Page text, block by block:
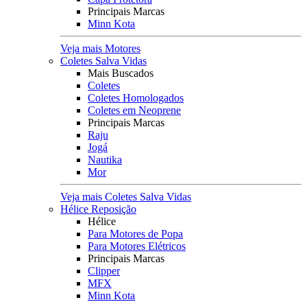
Principais Marcas
Minn Kota
Veja mais Motores
Coletes Salva Vidas
Mais Buscados
Coletes
Coletes Homologados
Coletes em Neoprene
Principais Marcas
Raju
Jogá
Nautika
Mor
Veja mais Coletes Salva Vidas
Hélice Reposição
Hélice
Para Motores de Popa
Para Motores Elétricos
Principais Marcas
Clipper
MFX
Minn Kota